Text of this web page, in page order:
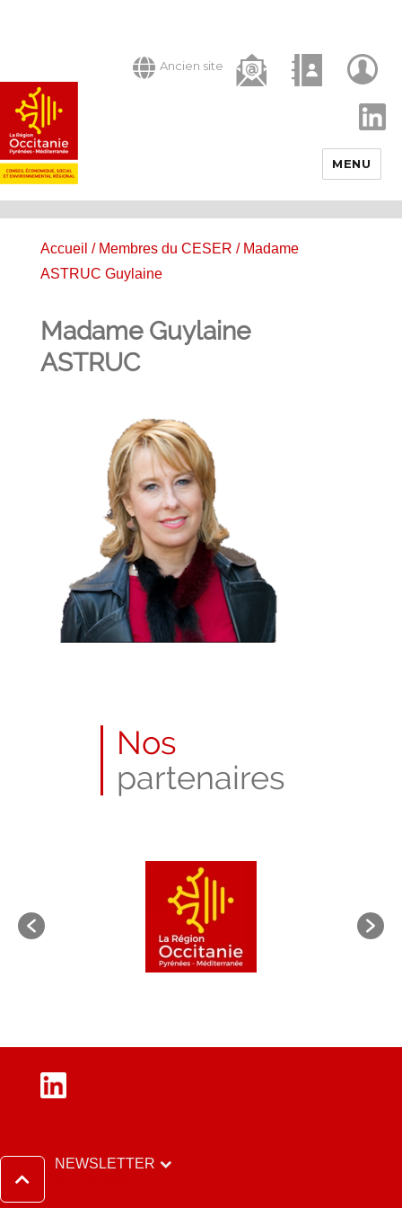
Ancien site
MENU
Accueil / Membres du CESER / Madame
ASTRUC Guylaine
Madame Guylaine
ASTRUC
Nos
partenaires
LinkedIn
NEWSLETTER